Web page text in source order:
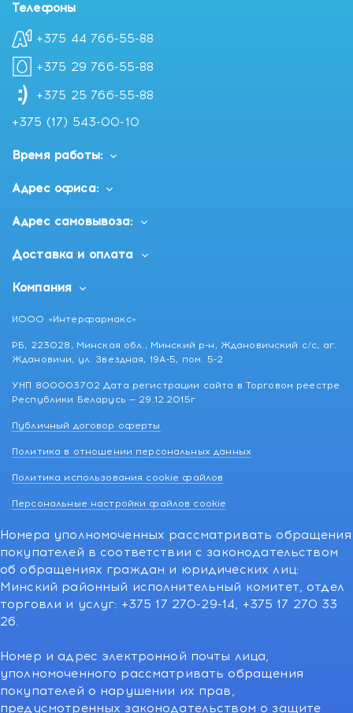
Телефоны
+375 44 766-55-88
+375 29 766-55-88
+375 25 766-55-88
+375 (17) 543-00-10
Время работы:
Адрес офиса:
Адрес самовывоза:
Доставка и оплата
Компания
ИООО «Интерфармакс»
РБ, 223028, Минская обл., Минский р-н, Ждановичский с/с, аг.
Ждановичи, ул. Звездная, 19А-5, пом. 5-2
УНП 800003702 Дата регистрации сайта в Торговом реестре
Республики Беларусь — 29.12.2015г
Публичный договор оферты
Политика в отношении персональных данных
Политика использования cookie файлов
Персональные настройки файлов cookie
Номера уполномоченных рассматривать обращения
покупателей в соответствии с законодательством
об обращениях граждан и юридических лиц:
Минский районный исполнительный комитет, отдел
торговли и услуг: +375 17 270-29-14, +375 17 270 33
26.
Номер и адрес электронной почты лица,
уполномоченного рассматривать обращения
покупателей о нарушении их прав,
предусмотренных законодательством о защите